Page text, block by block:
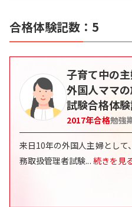
合格体験記数：5
子育て中の
外国人ママ
試験合格体
2017年合格勉強
来日10年の外国人主婦として
務取扱管理者試験... 続きを見